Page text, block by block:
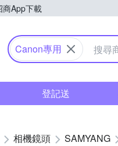
商App下載
Yahoo購物中心
Canon專用
登記送
相機鏡頭 SAMYANG